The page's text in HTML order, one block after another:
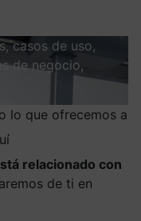
casos de uso,
de negocio,
lo que ofrecemos a
relacionado con
de ti en